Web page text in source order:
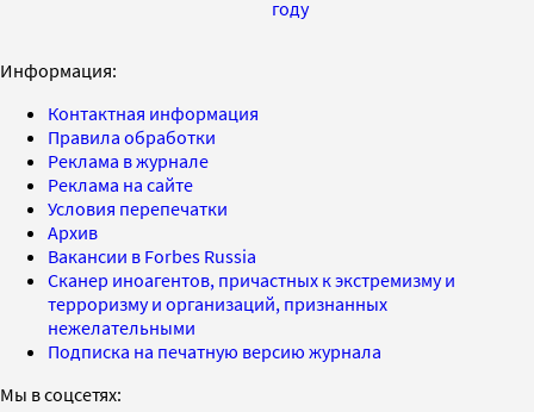
году
Информация:
Контактная информация
Правила обработки
Реклама в журнале
Реклама на сайте
Условия перепечатки
Архив
Вакансии в Forbes Russia
Сканер иноагентов, причастных к экстремизму и
терроризму и организаций, признанных
нежелательными
Подписка на печатную версию журнала
Мы в соцсетях: